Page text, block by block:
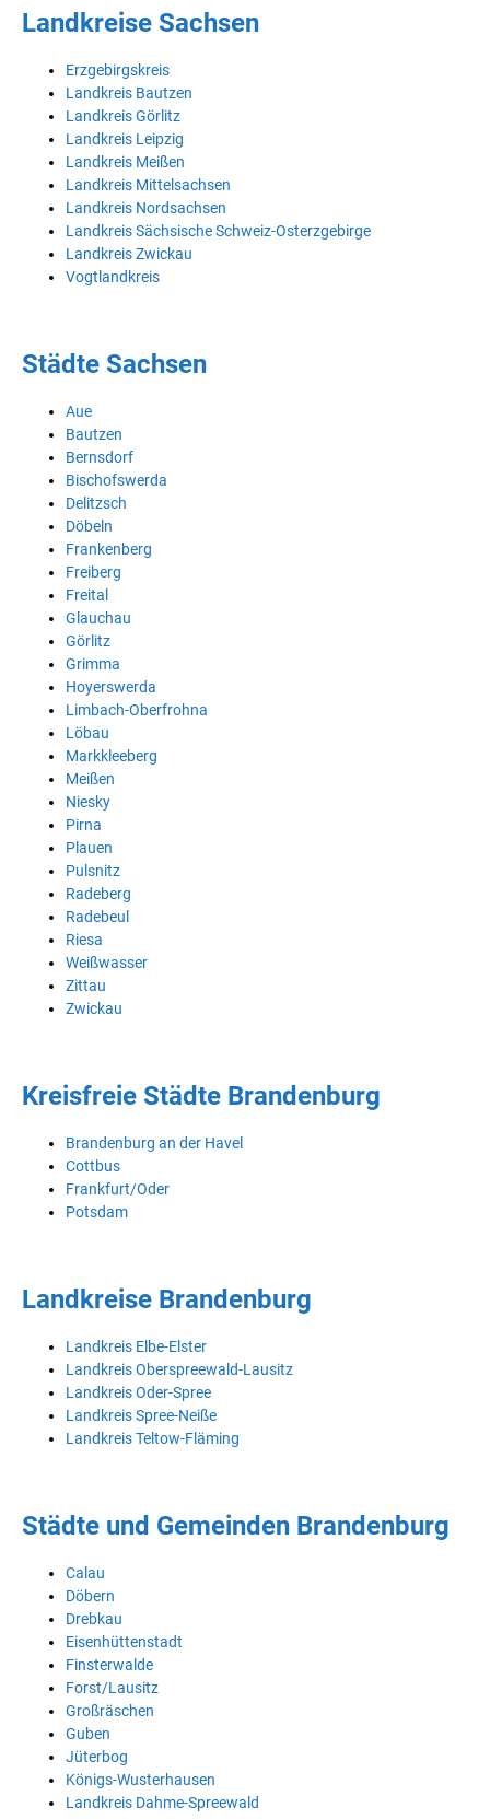
Landkreise Sachsen
Erzgebirgskreis
Landkreis Bautzen
Landkreis Görlitz
Landkreis Leipzig
Landkreis Meißen
Landkreis Mittelsachsen
Landkreis Nordsachsen
Landkreis Sächsische Schweiz-Osterzgebirge
Landkreis Zwickau
Vogtlandkreis
Städte Sachsen
Aue
Bautzen
Bernsdorf
Bischofswerda
Delitzsch
Döbeln
Frankenberg
Freiberg
Freital
Glauchau
Görlitz
Grimma
Hoyerswerda
Limbach-Oberfrohna
Löbau
Markkleeberg
Meißen
Niesky
Pirna
Plauen
Pulsnitz
Radeberg
Radebeul
Riesa
Weißwasser
Zittau
Zwickau
Kreisfreie Städte Brandenburg
Brandenburg an der Havel
Cottbus
Frankfurt/Oder
Potsdam
Landkreise Brandenburg
Landkreis Elbe-Elster
Landkreis Oberspreewald-Lausitz
Landkreis Oder-Spree
Landkreis Spree-Neiße
Landkreis Teltow-Fläming
Städte und Gemeinden Brandenburg
Calau
Döbern
Drebkau
Eisenhüttenstadt
Finsterwalde
Forst/Lausitz
Großräschen
Guben
Jüterbog
Königs-Wusterhausen
Landkreis Dahme-Spreewald